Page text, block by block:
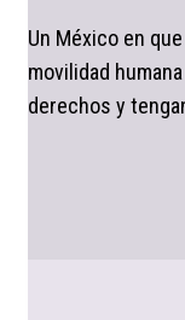
Un México en
movilidad
derechos y